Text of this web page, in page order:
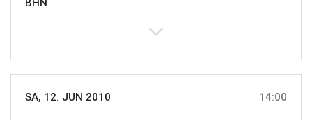
BHN
SA, 12. JUN 2010 14:00